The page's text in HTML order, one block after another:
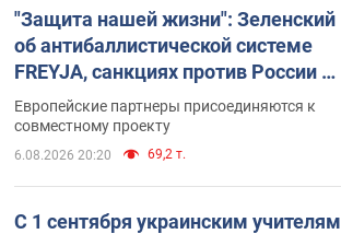
"Защита нашей жизни": Зеленский
об антибаллистической системе
FREYJA, санкциях против России и
поддержке аграриев. Видео
Европейские партнеры присоединяются к
совместному проекту
6.08.2026 20:20 69,2 т.
С 1 сентября украинским учителям